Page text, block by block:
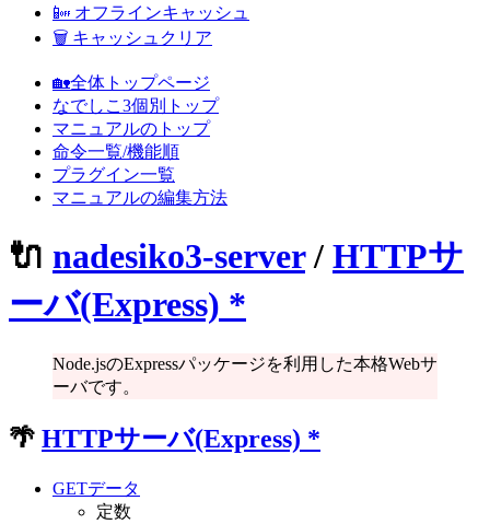
📴 オフラインキャッシュ
🗑 キャッシュクリア
🏡全体トップページ
なでしこ3個別トップ
マニュアルのトップ
命令一覧/機能順
プラグイン一覧
マニュアルの編集方法
🔌 nadesiko3-server/ HTTPサ
ーバ(Express) *
Node.jsのExpressパッケージを利用した本格Webサ
ーバです。
🌴 HTTPサーバ(Express) *
GETデータ
定数